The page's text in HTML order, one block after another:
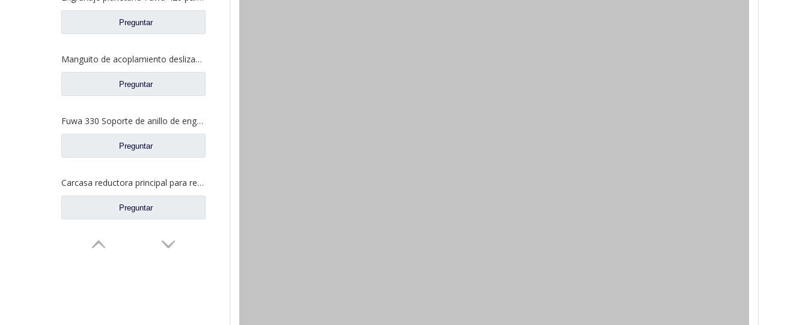
Preguntar
Manguito de acoplamiento deslizante entre ejes para repuestos de camiones de eje Fuwa 330 BF0044M0-1
Preguntar
Fuwa 330 Soporte de anillo de engranaje interno para Fuwa 330 Axle Ford Truck Repuestos FC0040M0-8
Preguntar
Carcasa reductora principal para repuestos de camiones Ford con eje Fuwa 2SBA0001A0-7
Preguntar